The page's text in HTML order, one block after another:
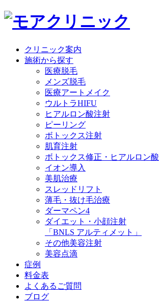
クリニック案内
施術から探す
医療脱毛
メンズ脱毛
医療アートメイク
ウルトラHIFU
ヒアルロン酸注射
ピーリング
ボトックス注射
肌育注射
ボトックス修正・ヒアルロン
イオン導入
美肌治療
スレッドリフト
薄毛・抜け毛治療
ダーマペン4
ダイエット・小顔注射
「BNLS アルティメット」
その他美容注射
美容点滴
症例
料金表
よくあるご質問
ブログ